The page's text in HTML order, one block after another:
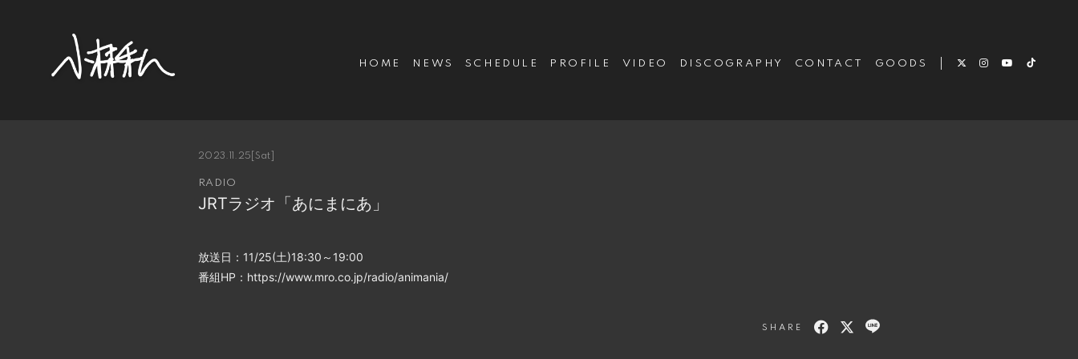
HOME NEWS SCHEDULE PROFILE VIDEO DISCOGRAPHY CONTACT GOODS
2023.11.25 [Sat]
RADIO
JRTラジオ「あにまにあ」
放送日：11/25(土)18:30～19:00
番組HP：https://www.mro.co.jp/radio/animania/
SHARE